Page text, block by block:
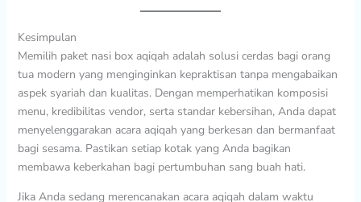
Kesimpulan
Memilih paket nasi box aqiqah adalah solusi cerdas bagi orang
tua modern yang menginginkan kepraktisan tanpa mengabaikan
aspek syariah dan kualitas. Dengan memperhatikan komposisi
menu, kredibilitas vendor, serta standar kebersihan, Anda dapat
menyelenggarakan acara aqiqah yang berkesan dan bermanfaat
bagi sesama. Pastikan setiap kotak yang Anda bagikan
membawa keberkahan bagi pertumbuhan sang buah hati.
Jika Anda sedang merencanakan acara aqiqah dalam waktu